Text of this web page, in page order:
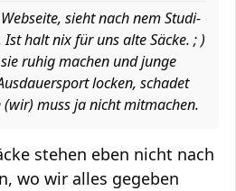
sieht nach nem Studi-
Ist halt nix für uns alte Säcke. ; )
ruhig machen und junge
locken, schadet
muss ja nicht mitmachen.
stehen eben nicht nach
wo wir alles gegeben